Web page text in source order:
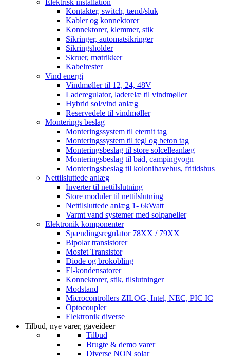
Elektrisk installation
Kontakter, switch, tænd/sluk
Kabler og konnektorer
Konnektorer, klemmer, stik
Sikringer, automatsikringer
Sikringsholder
Skruer, møtrikker
Kabelrester
Vind energi
Vindmøller til 12, 24, 48V
Laderegulator, laderelæ til vindmøller
Hybrid sol/vind anlæg
Reservedele til vindmøller
Monterings beslag
Monteringssystem til eternit tag
Monteringssystem til tegl og beton tag
Monteringsbeslag til store solcelleanlæg
Monteringsbeslag til båd, campingvogn
Monteringsbeslag til kolonihavehus, fritidshus
Nettilsluttede anlæg
Inverter til nettilslutning
Store moduler til nettilslutning
Nettilsluttede anlæg 1- 6kWatt
Varmt vand systemer med solpaneller
Elektronik komponenter
Spændingsregulator 78XX / 79XX
Bipolar transistorer
Mosfet Transistor
Diode og brokobling
El-kondensatorer
Konnektorer, stik, tilslutninger
Modstand
Microcontrollers ZILOG, Intel, NEC, PIC IC
Optocoupler
Elektronik diverse
Tilbud, nye varer, gaveideer
Tilbud
Brugte & demo varer
Diverse NON solar